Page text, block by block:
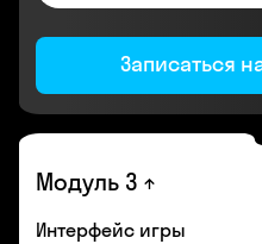
Записаться
Модуль 3
Интерфейс игры